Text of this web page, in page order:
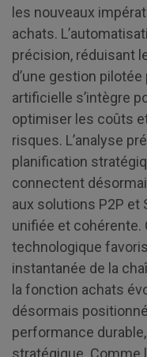
les nouveaux
achats.
précision, réduisant
d’une gestion pilotée
artificielle s’intègre
optimiser les coûts
risques. L’analyse
planification
connectent
aux solutions P2P et
unifiée et
technologique
instantanée de la
la fonction achats
désormais
performance
stratégique. Comme